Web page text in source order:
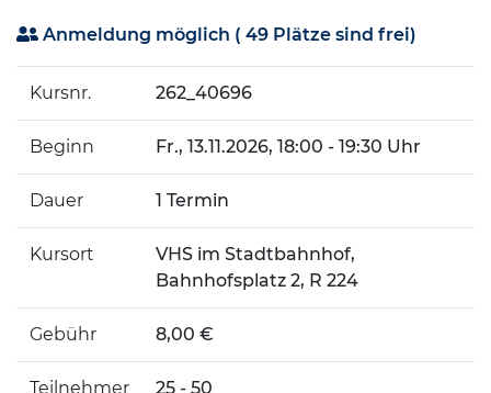
Anmeldung möglich ( 49 Plätze sind frei)
Kursnr. 262_40696
Beginn Fr., 13.11.2026, 18:00 - 19:30 Uhr
Dauer 1 Termin
Kursort
VHS im Stadtbahnhof,
Bahnhofsplatz 2, R 224
Gebühr 8,00 €
Teilnehmer 25 - 50